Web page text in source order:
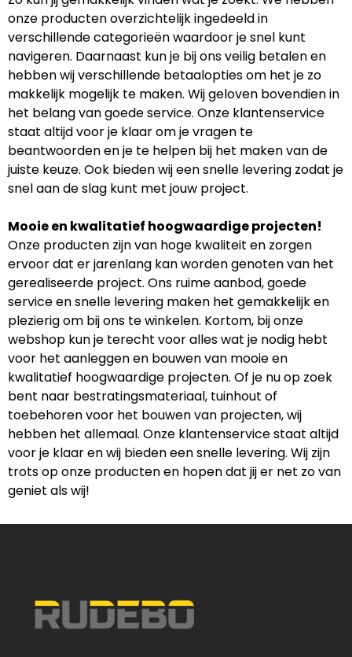
onze producten overzichtelijk ingedeeld in
verschillende categorieën waardoor je snel kunt
navigeren. Daarnaast kun je bij ons veilig betalen en
hebben wij verschillende betaalopties om het je zo
makkelijk mogelijk te maken. Wij geloven bovendien in
het belang van goede service. Onze klantenservice
staat altijd voor je klaar om je vragen te
beantwoorden en je te helpen bij het maken van de
juiste keuze. Ook bieden wij een snelle levering zodat je
snel aan de slag kunt met jouw project.
Mooie en kwalitatief hoogwaardige projecten!
Onze producten zijn van hoge kwaliteit en zorgen
ervoor dat er jarenlang kan worden genoten van het
gerealiseerde project. Ons ruime aanbod, goede
service en snelle levering maken het gemakkelijk en
plezierig om bij ons te winkelen. Kortom, bij onze
webshop kun je terecht voor alles wat je nodig hebt
voor het aanleggen en bouwen van mooie en
kwalitatief hoogwaardige projecten. Of je nu op zoek
bent naar bestratingsmateriaal, tuinhout of
toebehoren voor het bouwen van projecten, wij
hebben het allemaal. Onze klantenservice staat altijd
voor je klaar en wij bieden een snelle levering. Wij zijn
trots op onze producten en hopen dat jij er net zo van
geniet als wij!